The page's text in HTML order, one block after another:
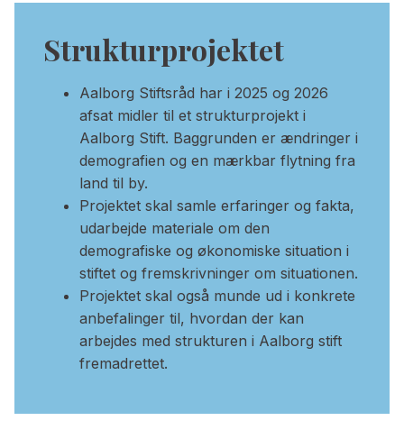
Strukturprojektet
Aalborg Stiftsråd har i 2025 og 2026
afsat midler til et strukturprojekt i
Aalborg Stift. Baggrunden er ændringer i
demografien og en mærkbar flytning fra
land til by.
Projektet skal samle erfaringer og fakta,
udarbejde materiale om den
demografiske og økonomiske situation i
stiftet og fremskrivninger om situationen.
Projektet skal også munde ud i konkrete
anbefalinger til, hvordan der kan
arbejdes med strukturen i Aalborg stift
fremadrettet.